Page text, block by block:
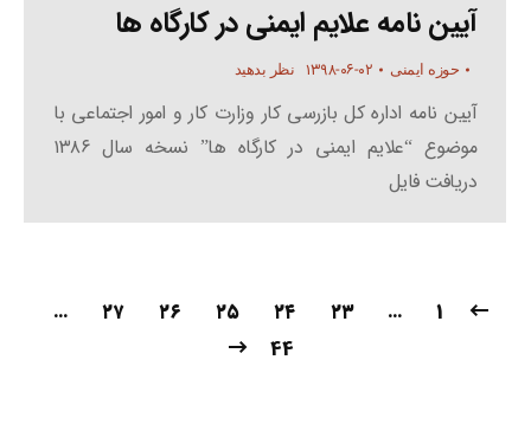
آیین نامه علایم ایمنی در کارگاه ها
حوزه ایمنی ۱۳۹۸-۰۶-۰۲ نظر بدهید
آیین نامه اداره کل بازرسی کار وزارت کار و امور اجتماعی با
موضوع “علایم ایمنی در کارگاه ها” نسخه سال ۱۳۸۶
دریافت فایل
1
… ۲۳ ۲۴ ۲۵ ۲۶ ۲۷
…
44